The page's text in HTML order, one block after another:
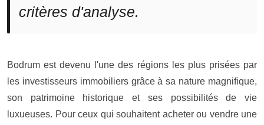
critères d'analyse.
Bodrum est devenu l'une des régions les plus prisées par
les investisseurs immobiliers grâce à sa nature magnifique,
son patrimoine historique et ses possibilités de vie
luxueuses. Pour ceux qui souhaitent acheter ou vendre une